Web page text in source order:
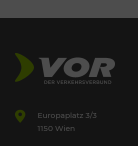
Europaplatz 3/3
1150 Wien